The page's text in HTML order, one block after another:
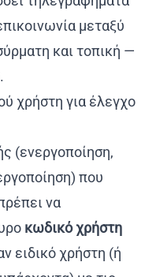
μεταξύ
και τοπική —
χρήστη για έλεγχο
(ενεργοποίηση,
που
να
κωδικό χρήστη
ειδικό χρήστη (ή